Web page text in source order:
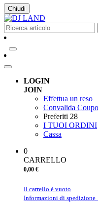
Chiudi
LOGIN
JOIN
Effettua un reso
Convalida
Preferiti 28
I TUOI ORDINI
Cassa
0
CARRELLO
0,00 €
Il carrello è vuoto
Informazioni di spedizione